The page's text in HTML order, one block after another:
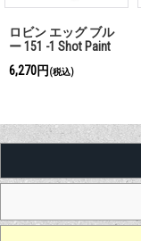
ロビン エッグ ブル
ー 151 -1 Shot Paint
237ml
6,270円 (税込)